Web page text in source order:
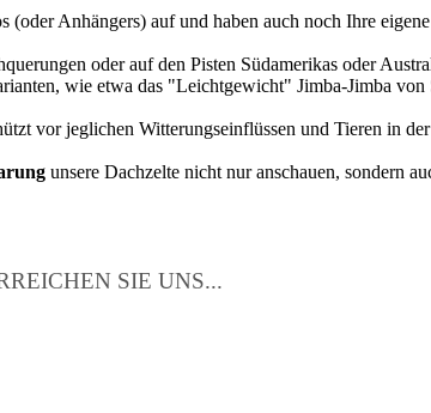
Anhängers) auf und haben auch noch Ihre
oder auf den Pisten Südamerikas oder
wie etwa das "Leichtgewicht" Jimba-Jimba
vor jeglichen Witterungseinflüssen und Tieren in
unsere Dachzelte nicht nur anschauen, sondern
SIE UNS...